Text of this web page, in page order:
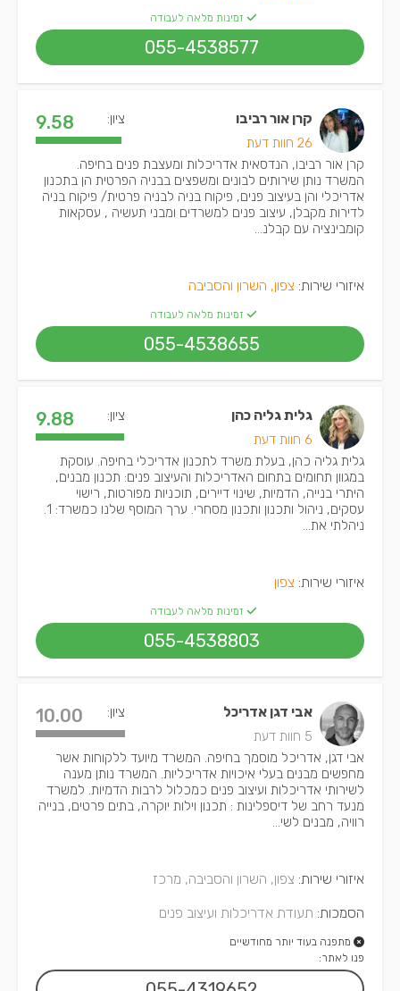
זמינות מלאה לעבודה
055-4538577
קרן אור רביבו
26 חוות דעת
ציון: 9.58
קרן אור רביבו, הנדסאית אדריכלות ומעצבת פנים בחיפה.
המשרד נותן שירותים לבונים ומשפצים בבניה הפרטית הן בתכנון
אדריכלי והן בעיצוב פנים, פיקוח בניה לבניה פרטית/ פיקוח בניה
לדירות מקבלן, עיצוב פנים למשרדים ומבני תעשיה , עסקאות
קומבינציה עם קבלנ...
איזורי שירות: צפון, השרון והסביבה
זמינות מלאה לעבודה
055-4538655
גלית גליה כהן
6 חוות דעת
ציון: 9.88
גלית גליה כהן, בעלת משרד לתכנון אדריכלי בחיפה. עוסקת
במגוון תחומים בתחום האדריכלות והעיצוב פנים: תכנון מבנים,
היתרי בנייה, הדמיות, שינוי דיירים, תוכניות מפורטות, רישוי
עסקים, ניהול ותכנון ותכנון מסחרי. ערך המוסף שלנו כמשרד: 1.
ניהלתי את...
איזורי שירות: צפון
זמינות מלאה לעבודה
055-4538803
אבי דגן אדריכל
5 חוות דעת
ציון: 10.00
אבי דגן, אדריכל מוסמך בחיפה. המשרד מיועד ללקוחות אשר
מחפשים מבנים בעלי איכויות אדריכליות. המשרד נותן מענה
לשירותי אדריכלות ועיצוב פנים כמכלול לרבות הדמיות. למשרד
מנעד רחב של דיספלינות : תכנון וילות יוקרה, בתים פרטים, בנייה
רוויה, מבנים לשי...
איזורי שירות: צפון, השרון והסביבה, מרכז
הסמכות: תעודת אדריכלות ועיצוב פנים
מתפנה בעוד יותר מחודשיים
פנו לאתר: